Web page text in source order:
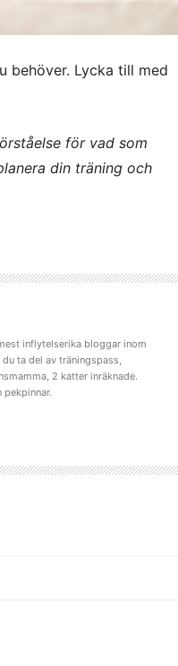
behöver. Lycka till med
för vad som
din träning och
inflytelserika bloggar inom
ta del av träningspass,
2 katter inräknade.